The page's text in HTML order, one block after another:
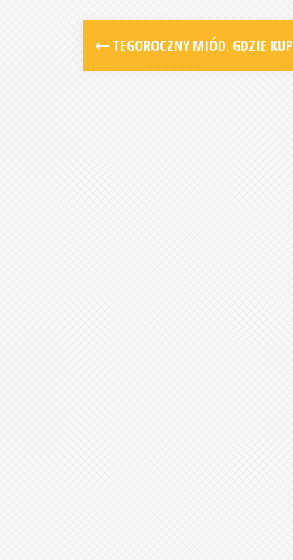
TEGOROCZNY MIÓD. GDZIE